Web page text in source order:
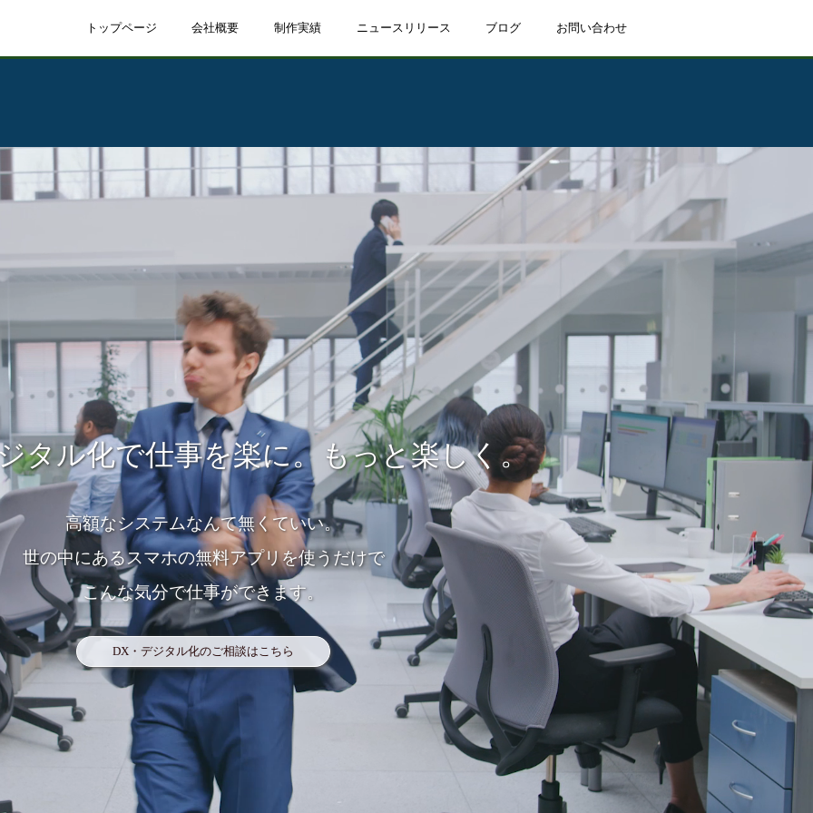
トップページ 会社概要 制作実績 ニュースリリース ブログ お問い合わせ
タル化で仕事を楽に。 もっと楽しく。
高額なシステムなんて無くていい。
世の中にあるスマホの無料アプリを使うだけで
こんな気分で仕事ができます。
DX・デジタル化のご相談はこちら